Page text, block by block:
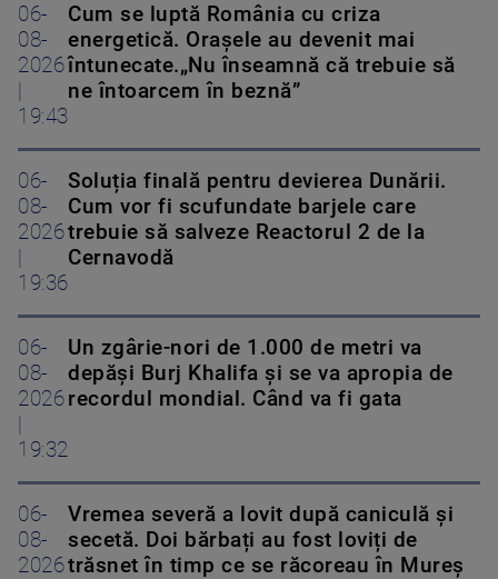
06-
08-
2026
19:43
Cum se luptă România cu criza
energetică. Orașele au devenit mai
întunecate.„Nu înseamnă că trebuie să
ne întoarcem în beznă”
06-
08-
2026
19:36
Soluția finală pentru devierea Dunării.
Cum vor fi scufundate barjele care
trebuie să salveze Reactorul 2 de la
Cernavodă
06-
08-
2026
19:32
Un zgârie-nori de 1.000 de metri va
depăși Burj Khalifa și se va apropia de
recordul mondial. Când va fi gata
06-
08-
2026
Vremea severă a lovit după caniculă și
secetă. Doi bărbați au fost loviți de
trăsnet în timp ce se răcoreau în Mureș